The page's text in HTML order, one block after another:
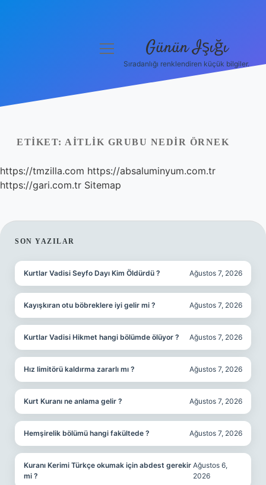
Yasal Uyarı
Hakkımızda
menüyü
Günün Işığı
Sıradanlığı renklendiren küçük bilgiler.
ETIKET: AITLIK GRUBU NEDIR ÖRNEK
https://tmzilla.com https://absaluminyum.com.tr
https://gari.com.tr Sitemap
SIDEBAR
SON YAZILAR
Kurtlar Vadisi Seyfo Dayı Kim Öldürdü ? Ağustos 7, 2026
Kayışkıran otu böbreklere iyi gelir mi ? Ağustos 7, 2026
Kurtlar Vadisi Hikmet hangi bölümde ölüyor ? Ağustos 7, 2026
Hız limitörü kaldırma zararlı mı ? Ağustos 7, 2026
Kurt Kuranı ne anlama gelir ? Ağustos 7, 2026
Hemşirelik bölümü hangi fakültede ? Ağustos 7, 2026
Kuranı Kerimi Türkçe okumak için abdest gerekir
mi ?
Ağustos 6,
2026